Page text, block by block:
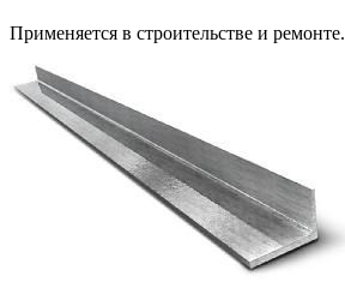
Применяется в строительстве и ремонте.